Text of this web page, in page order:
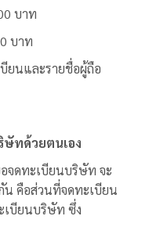
บาท
บาท
ยนและรายชื่อผู้ถือ
ษัทด้วยตนเอง
จดทะเบียนบริษัท จะ
น คือส่วนที่จดทะเบียน
บียนบริษัท ซึ่ง